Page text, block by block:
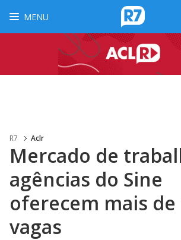
MENU
R7 Aclr
Mercado de
agências do Sine
oferecem mais de
vagas